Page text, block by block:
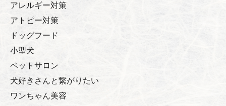
アレルギー対策
アトピー対策
ドッグフード
小型犬
ペットサロン
犬好きさんと繋がりたい
ワンちゃん美容